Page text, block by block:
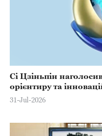
Сі Цзіньпін
орієнтиру та
31-Jul-2026